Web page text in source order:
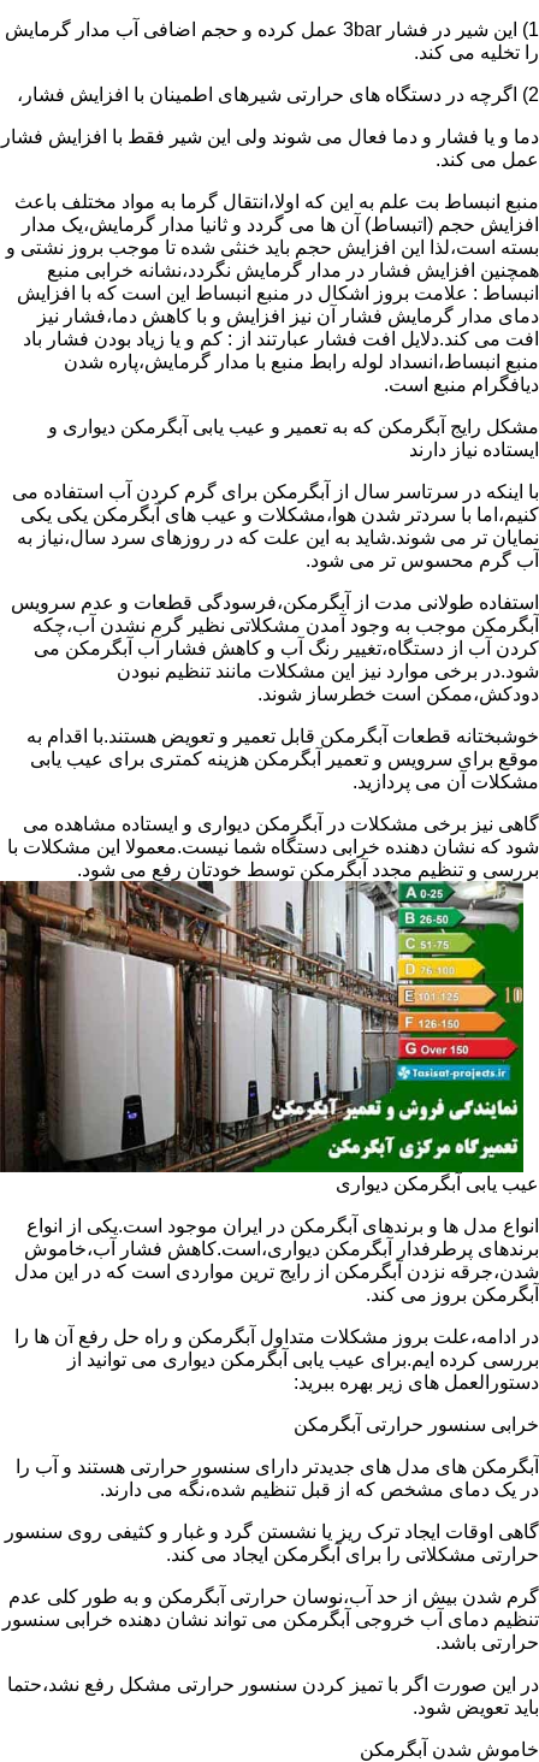
1) این شیر در فشار 3bar عمل کرده و حجم اضافی آب مدار گرمایش
را تخلیه می کند.
2) اگرچه در دستگاه های حرارتی شیرهای اطمینان با افزایش فشار،
دما و یا فشار و دما فعال می شوند ولی این شیر فقط با افزایش فشار
عمل می کند.
منبع انبساط بت علم به این که اولا،انتقال گرما به مواد مختلف باعث
افزایش حجم (اتبساط) آن ها می گردد و ثانیا مدار گرمایش،یک مدار
بسته است،لذا این افزایش حجم باید خنثی شده تا موجب بروز نشتی و
همچنین افزایش فشار در مدار گرمایش نگردد،نشانه خرابی منبع
انبساط : علامت بروز اشکال در منبع انبساط این است که با افزایش
دمای مدار گرمایش فشار آن نیز افزایش و با کاهش دما،فشار نیز
افت می کند.دلایل افت فشار عبارتند از : کم و یا زیاد بودن فشار باد
منبع انبساط،انسداد لوله رابط منبع با مدار گرمایش،پاره شدن
دیافگرام منبع است.
مشکل رایج آبگرمکن که به تعمیر و عیب یابی آبگرمکن دیواری و
ایستاده نیاز دارند
با اینکه در سرتاسر سال از آبگرمکن برای گرم کردن آب استفاده می
کنیم،اما با سردتر شدن هوا،مشکلات و عیب های آبگرمکن یکی یکی
نمایان تر می شوند.شاید به این علت که در روزهای سرد سال،نیاز به
آب گرم محسوس تر می شود.
استفاده طولانی مدت از آبگرمکن،فرسودگی قطعات و عدم سرویس
آبگرمکن موجب به وجود آمدن مشکلاتی نظیر گرم نشدن آب،چکه
کردن آب از دستگاه،تغییر رنگ آب و کاهش فشار آب آبگرمکن می
شود.در برخی موارد نیز این مشکلات مانند تنظیم نبودن
دودکش،ممکن است خطرساز شوند.
خوشبختانه قطعات آبگرمکن قابل تعمیر و تعویض هستند.با اقدام به
موقع برای سرویس و تعمیر آبگرمکن هزینه کمتری برای عیب یابی
مشکلات آن می پردازید.
گاهی نیز برخی مشکلات در آبگرمکن دیواری و ایستاده مشاهده می
شود که نشان دهنده خرابی دستگاه شما نیست.معمولا این مشکلات با
بررسی و تنظیم مجدد آبگرمکن توسط خودتان رفع می شود.
عیب یابی آبگرمکن دیواری
انواع مدل ها و برندهای آبگرمکن در ایران موجود است.یکی از انواع
برندهای پرطرفدار آبگرمکن دیواری،است.کاهش فشار آب،خاموش
شدن،جرقه نزدن آبگرمکن از رایج ترین مواردی است که در این مدل
آبگرمکن بروز می کند.
در ادامه،علت بروز مشکلات متداول آبگرمکن و راه حل رفع آن ها را
بررسی کرده ایم.برای عیب یابی آبگرمکن دیواری می توانید از
دستورالعمل های زیر بهره ببرید:
خرابی سنسور حرارتی آبگرمکن
آبگرمکن های مدل های جدیدتر دارای سنسور حرارتی هستند و آب را
در یک دمای مشخص که از قبل تنظیم شده،نگه می دارند.
گاهی اوقات ایجاد ترک ریز یا نشستن گرد و غبار و کثیفی روی سنسور
حرارتی مشکلاتی را برای آبگرمکن ایجاد می کند.
گرم شدن بیش از حد آب،نوسان حرارتی آبگرمکن و به طور کلی عدم
تنظیم دمای آب خروجی آبگرمکن می تواند نشان دهنده خرابی سنسور
حرارتی باشد.
در این صورت اگر با تمیز کردن سنسور حرارتی مشکل رفع نشد،حتما
باید تعویض شود.
خاموش شدن آبگرمکن